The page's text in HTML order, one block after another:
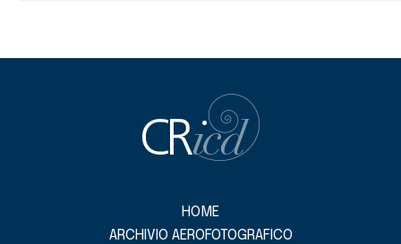
HOME
ARCHIVIO AEROFOTOGRAFICO